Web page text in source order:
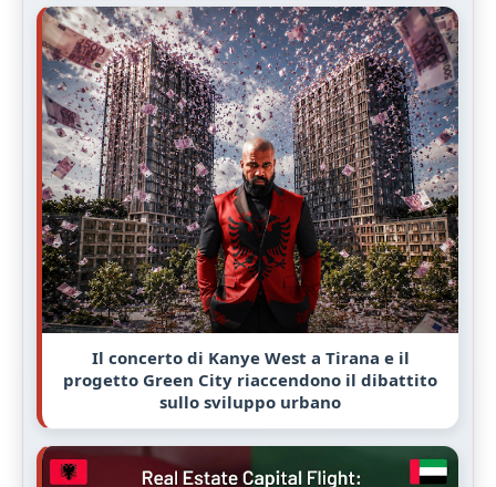
Il concerto di Kanye West a Tirana e il
progetto Green City riaccendono il dibattito
sullo sviluppo urbano